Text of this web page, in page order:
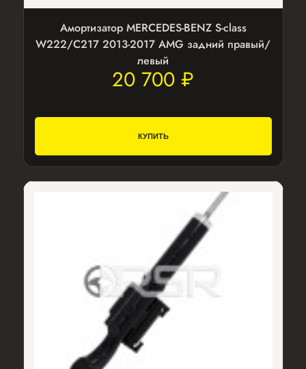
Амортизатор MERCEDES-BENZ S-class
W222/C217 2013-2017 AMG задний правый/
левый
20 700 ₽
КУПИТЬ